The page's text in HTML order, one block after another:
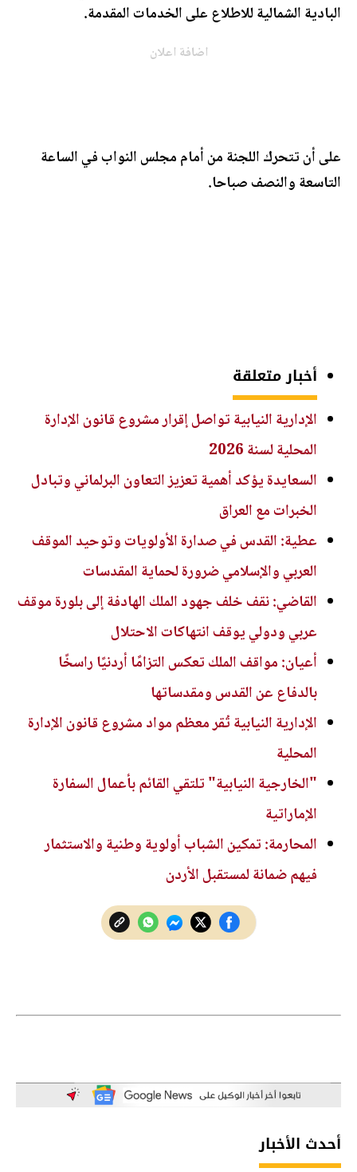
البادية الشمالية للاطلاع على الخدمات المقدمة.
اضافة اعلان
على أن تتحرك اللجنة من أمام مجلس النواب في الساعة
التاسعة والنصف صباحا.
أخبار متعلقة
الإدارية النيابية تواصل إقرار مشروع قانون الإدارة
المحلية لسنة 2026
السعايدة يؤكد أهمية تعزيز التعاون البرلماني وتبادل
الخبرات مع العراق
عطية: القدس في صدارة الأولويات وتوحيد الموقف
العربي والإسلامي ضرورة لحماية المقدسات
القاضي: نقف خلف جهود الملك الهادفة إلى بلورة موقف
عربي ودولي يوقف انتهاكات الاحتلال
أعيان: مواقف الملك تعكس التزامًا أردنيًا راسخًا
بالدفاع عن القدس ومقدساتها
الإدارية النيابية تُقر معظم مواد مشروع قانون الإدارة
المحلية
"الخارجية النيابية" تلتقي القائم بأعمال السفارة
الإماراتية
المحارمة: تمكين الشباب أولوية وطنية والاستثمار
فيهم ضمانة لمستقبل الأردن
أحدث الأخبار